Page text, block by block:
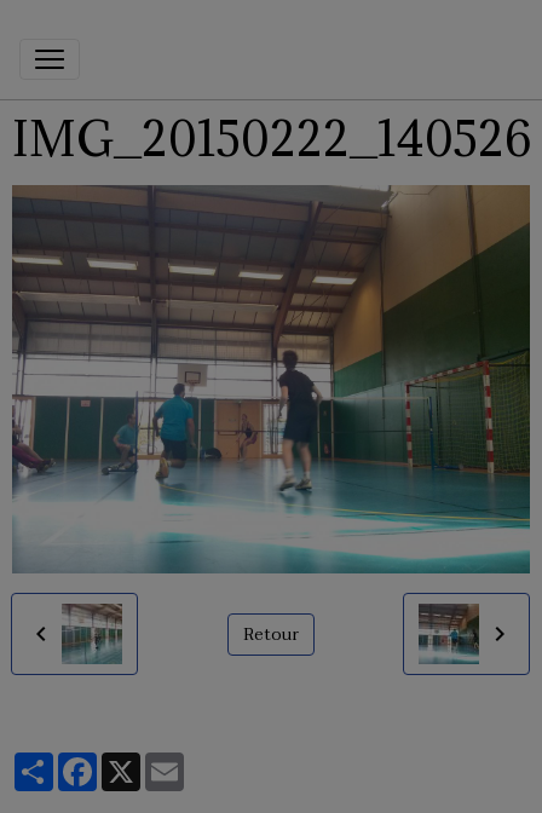
IMG_20150222_140526
Retour
PartagerFacebook
X